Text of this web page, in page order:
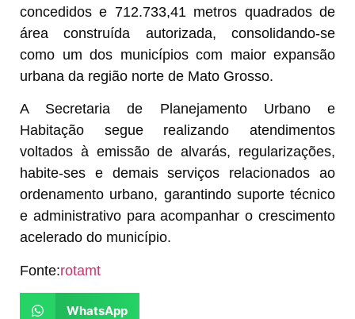
concedidos e 712.733,41 metros quadrados de
área construída autorizada, consolidando-se
como um dos municípios com maior expansão
urbana da região norte de Mato Grosso.
A Secretaria de Planejamento Urbano e
Habitação segue realizando atendimentos
voltados à emissão de alvarás, regularizações,
habite-ses e demais serviços relacionados ao
ordenamento urbano, garantindo suporte técnico
e administrativo para acompanhar o crescimento
acelerado do município.
Fonte:rotamt
WhatsApp